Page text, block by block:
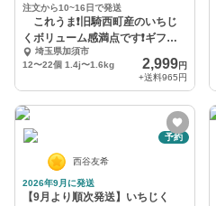
注文から10~16日で発送
これうま❗️旧騎西町産のいちじ
くボリューム感満点です❗️ギフト
にも最適です
埼玉県加須市
12〜22個 1.4j〜1.6kg
2,999円
+送料965円
予約
西谷友希
2026年9月に発送
【9月より順次発送】いちじく